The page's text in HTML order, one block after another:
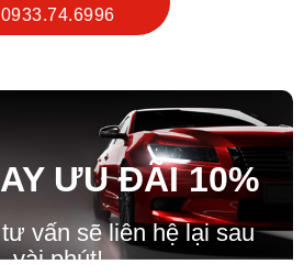
0933.74.6996
ƯU ĐÃI10%
vấn sẽ liên hệ lại sau
vài phút!